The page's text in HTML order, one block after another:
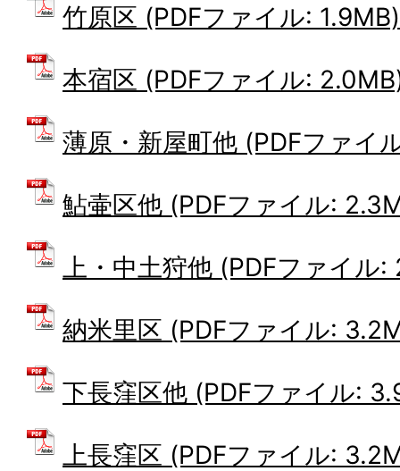
竹原区 (PDFファイル: 1.9MB)
本宿区 (PDFファイル:
薄原・新屋町他 (PDFファイ
鮎壷区他 (PDFファイル:
上・中土狩他 (PDFファイル:
納米里区 (PDFファイル:
下長窪区他 (PDFファイル:
上長窪区 (PDFファイル: